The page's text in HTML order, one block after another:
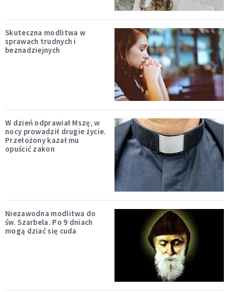
Skuteczna modlitwa w
sprawach trudnych i
beznadziejnych
W dzień odprawiał Mszę, w
nocy prowadził drugie życie.
Przełożony kazał mu
opuścić zakon
Niezawodna modlitwa do
św. Szarbela. Po 9 dniach
mogą dziać się cuda